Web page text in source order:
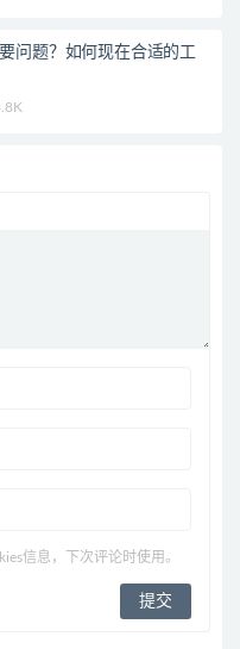
问题？如何现在合适的工
信息，下次评论时使用。